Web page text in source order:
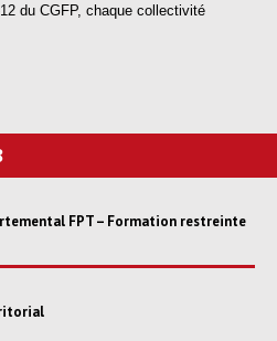
du CGFP, chaque collectivité
FPT – Formation restreinte